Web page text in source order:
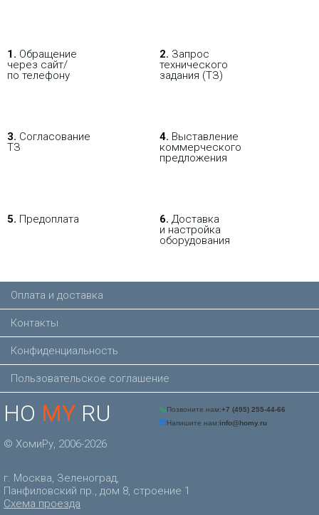
1. Обращение
через сайт/
по телефону
2. Запрос
технического
задания (ТЗ)
3. Согласование
ТЗ
4. Выставление
коммерческого
предложения
5. Предоплата 6. Доставка
и настройка
оборудования
HO MY RU
© ХомиРу, 2006-2026
г. Москва, Зеленоград,
Панфиловский пр., дом 8, строение 1
Схема проезда
Оплата и доставка
Контакты
Конфиденциальность
Пользовательское соглашение